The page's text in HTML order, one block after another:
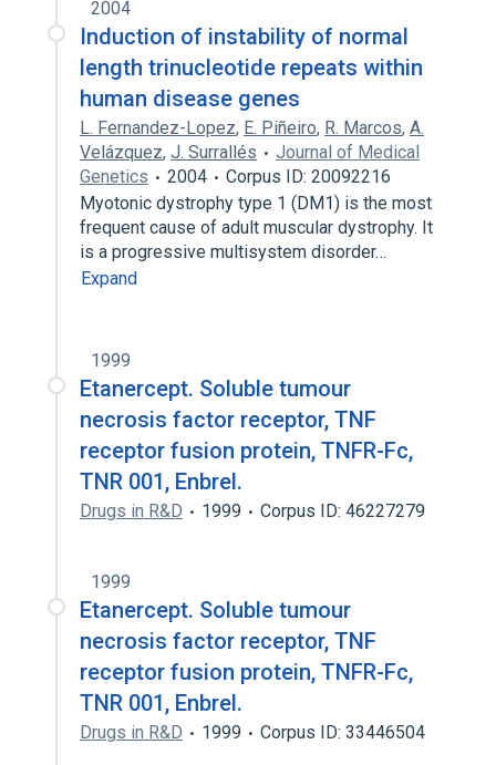
2004
Induction of instability of normal
length trinucleotide repeats within
human disease genes
L. Fernandez-Lopez, E. Piñeiro, R. Marcos, A.
Velázquez, J. Surrallés
Journal of Medical
Genetics
2004
Corpus ID: 20092216
Myotonic dystrophy type 1 (DM1) is the most
frequent cause of adult muscular dystrophy. It
is a progressive multisystem disorder…
Expand
1999
Etanercept. Soluble tumour
necrosis factor receptor, TNF
receptor fusion protein, TNFR-Fc,
TNR 001, Enbrel.
Drugs in R&D 1999 Corpus ID: 46227279
1999
Etanercept. Soluble tumour
necrosis factor receptor, TNF
receptor fusion protein, TNFR-Fc,
TNR 001, Enbrel.
Drugs in R&D 1999 Corpus ID: 33446504